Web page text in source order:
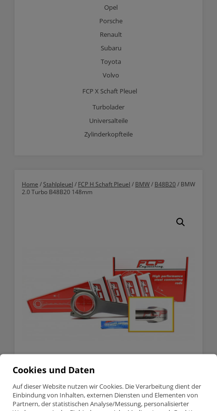
Opel
Porsche
Renault
Subaru
Toyota
Volvo
FCP X Schaft Pleuel
Turbolader
Universalteile
Zylinderkopfteile
Home /Stahlpleuel / FCP H Schaft Pleuel / BMW/ B48B20 / BMW
2.0 Turbo B48B20 148mm
BMW 2.0 Turbo B48B20
Cookies und Daten
Auf dieser Website nutzen wir Cookies. Die Verarbeitung dient der
Einbindung von Inhalten, externen Diensten und Elementen von
Partnern, der statistischen Analyse/Messung, personalisierter